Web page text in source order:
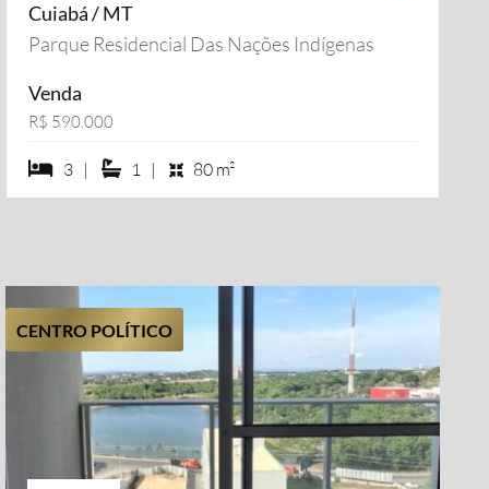
Cuiabá / MT
Parque Residencial Das Nações Indígenas
Venda
R$ 590.000
3 dormiórios
3 | 1 suítes
1 | 80 m²
CENTRO POLÍTICO